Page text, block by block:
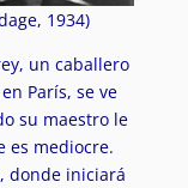
1934)
un caballero
París, se ve
su maestro le
es mediocre.
donde iniciará